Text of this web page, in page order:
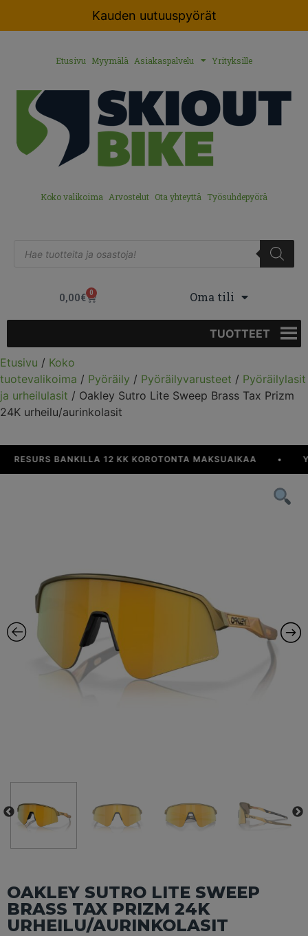
Kauden uutuuspyörät
Etusivu Myymälä Asiakaspalvelu Yrityksille
Koko valikoima Arvostelut Ota yhteyttä Työsuhdepyörä
0,00€ 0 Oma tili
TUOTTEET
Etusivu / Koko
tuotevalikoima / Pyöräily / Pyöräilyvarusteet / Pyöräilylasit
ja urheilulasit / Oakley Sutro Lite Sweep Brass Tax Prizm
24K urheilu/aurinkolasit
BANKILLA 12 KK KOROTONTA MAKSUAIKAA YLI
OAKLEY SUTRO LITE SWEEP
BRASS TAX PRIZM 24K
URHEILU/AURINKOLASIT